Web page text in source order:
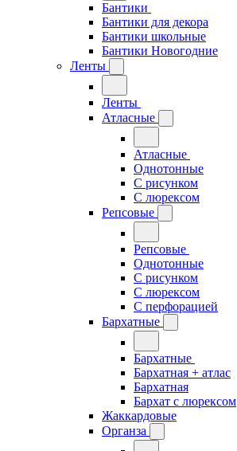
Бантики
Бантики для декора
Бантики школьные
Бантики Новогодние
Ленты
Ленты
Атласные
Атласные
Однотонные
С рисунком
С люрексом
Репсовые
Репсовые
Однотонные
С рисунком
С люрексом
С перфорацией
Бархатные
Бархатные
Бархатная + атлас
Бархатная
Бархат с люрексом
Жаккардовые
Органза